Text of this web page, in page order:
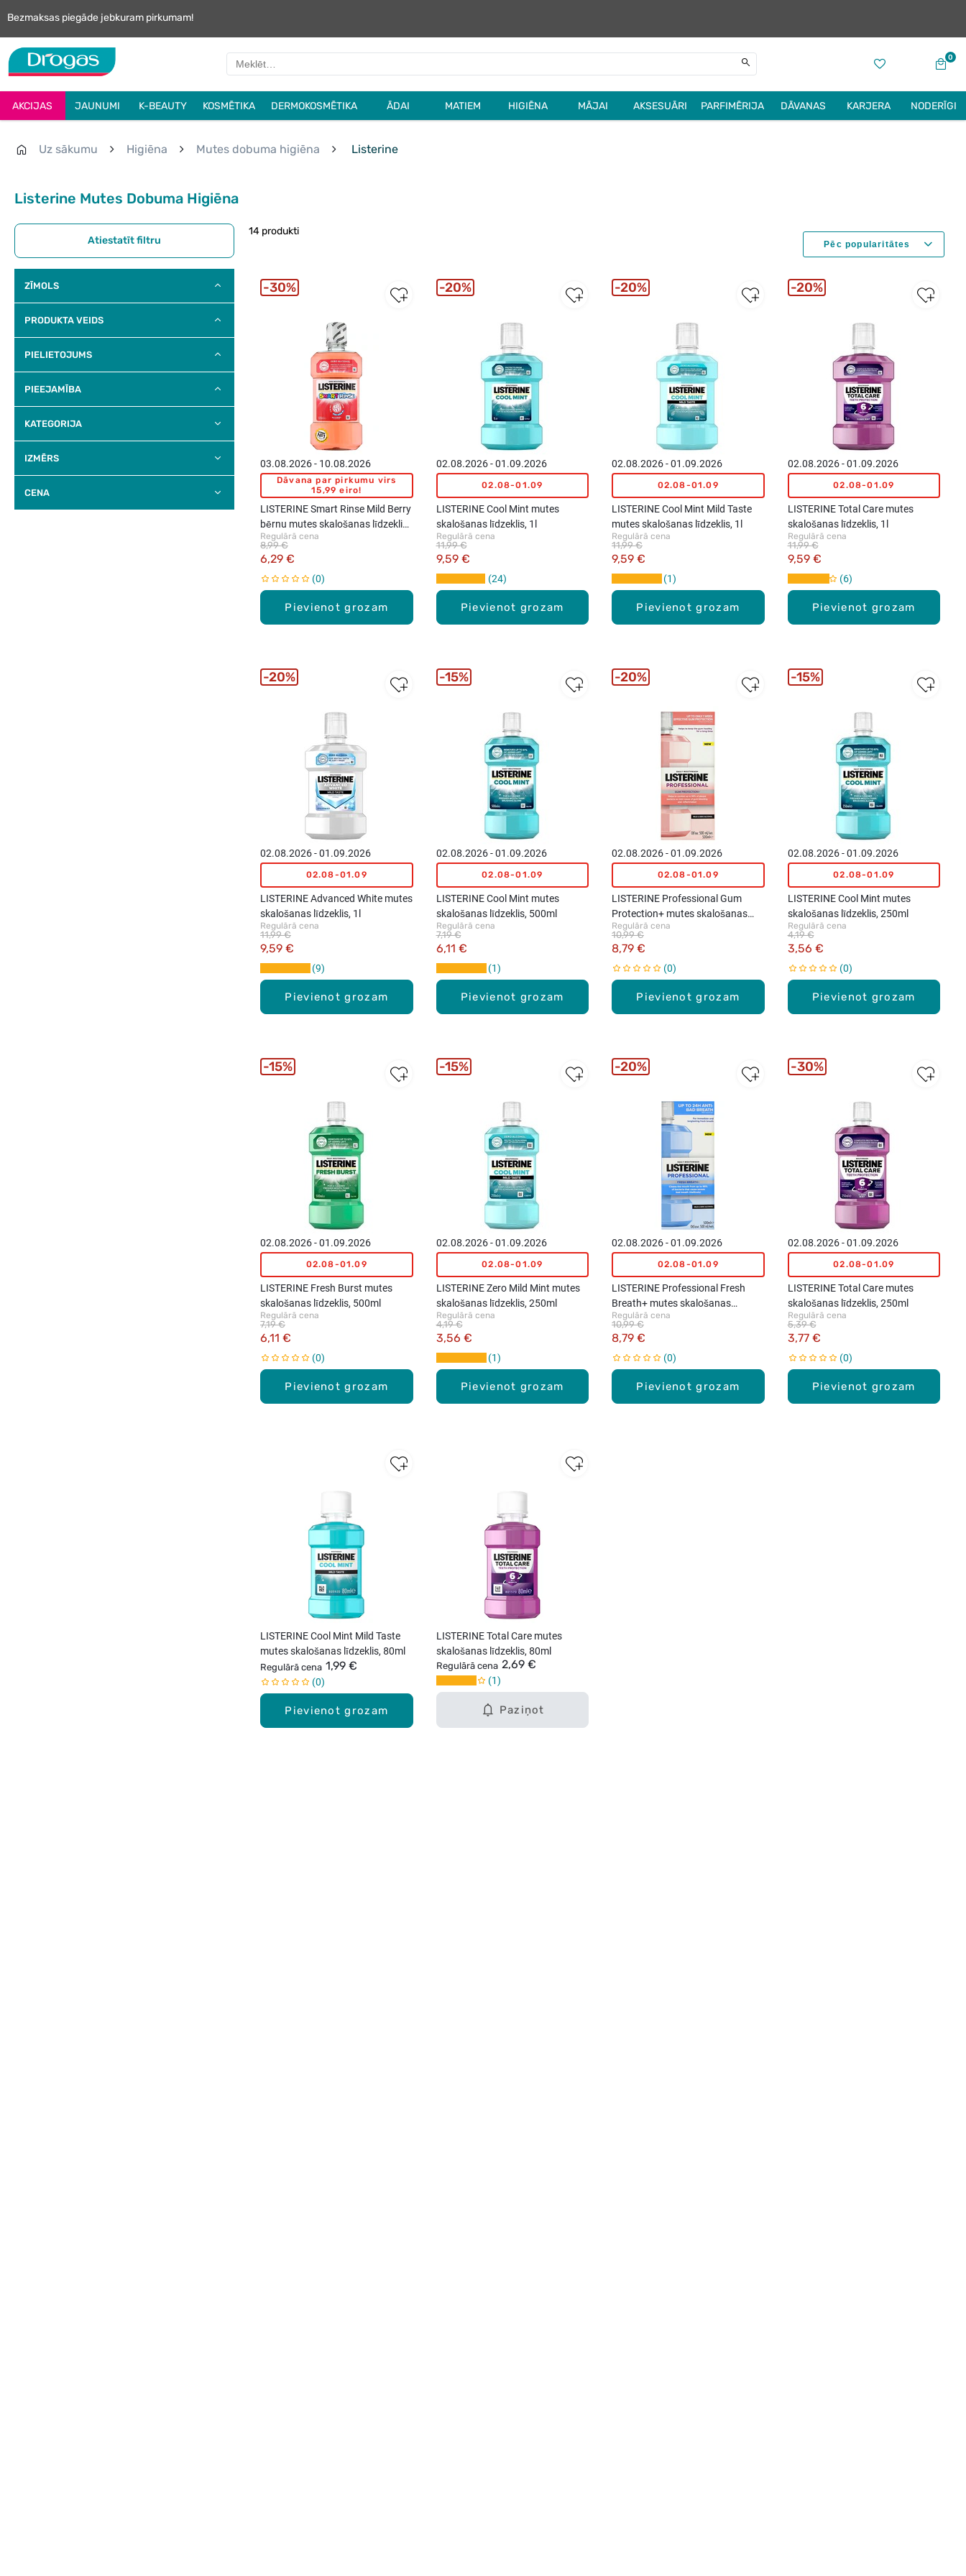
Bezmaksas piegāde jebkuram pirkumam!
0
AKCIJAS JAUNUMI K-BEAUTY KOSMĒTIKA DERMOKOSMĒTIKA ĀDAI MATIEM HIGIĒNA MĀJAI AKSESUĀRI PARFIMĒRIJA DĀVANAS KARJERA NODERĪGI
Uz sākumu Higiēna Mutes dobuma higiēna Listerine
Listerine Mutes Dobuma Higiēna
Atiestatīt filtru
ZĪMOLS
PRODUKTA VEIDS
PIELIETOJUMS
PIEEJAMĪBA
KATEGORIJA
IZMĒRS
CENA
14 produkti
Pievienot grozam
03.08.2026 - 10.08.2026
Dāvana par pirkumu virs
15,99 eiro!
LISTERINE Smart Rinse Mild Berry
bērnu mutes skalošanas līdzeklis,
500ml
Regulārā cena
6,29 €
8,99 €
0
30%
Pievienot grozam
02.08.2026 - 01.09.2026
02.08-01.09
LISTERINE Cool Mint mutes
skalošanas līdzeklis, 1l
Regulārā cena
9,59 €
11,99 €
24
20%
Pievienot grozam
02.08.2026 - 01.09.2026
02.08-01.09
LISTERINE Cool Mint Mild Taste
mutes skalošanas līdzeklis, 1l
Regulārā cena
9,59 €
11,99 €
1
20%
Pievienot grozam
02.08.2026 - 01.09.2026
02.08-01.09
LISTERINE Total Care mutes
skalošanas līdzeklis, 1l
Regulārā cena
9,59 €
11,99 €
6
20%
Pievienot grozam
02.08.2026 - 01.09.2026
02.08-01.09
LISTERINE Advanced White mutes
skalošanas līdzeklis, 1l
Regulārā cena
9,59 €
11,99 €
9
20%
Pievienot grozam
02.08.2026 - 01.09.2026
02.08-01.09
LISTERINE Cool Mint mutes
skalošanas līdzeklis, 500ml
Regulārā cena
6,11 €
7,19 €
1
15%
Pievienot grozam
02.08.2026 - 01.09.2026
02.08-01.09
LISTERINE Professional Gum
Protection+ mutes skalošanas
līdzeklis ar maigu garšu, 500ml
Regulārā cena
8,79 €
10,99 €
0
20%
Pievienot grozam
02.08.2026 - 01.09.2026
02.08-01.09
LISTERINE Cool Mint mutes
skalošanas līdzeklis, 250ml
Regulārā cena
3,56 €
4,19 €
0
15%
Pievienot grozam
02.08.2026 - 01.09.2026
02.08-01.09
LISTERINE Fresh Burst mutes
skalošanas līdzeklis, 500ml
Regulārā cena
6,11 €
7,19 €
0
15%
Pievienot grozam
02.08.2026 - 01.09.2026
02.08-01.09
LISTERINE Zero Mild Mint mutes
skalošanas līdzeklis, 250ml
Regulārā cena
3,56 €
4,19 €
1
15%
Pievienot grozam
02.08.2026 - 01.09.2026
02.08-01.09
LISTERINE Professional Fresh
Breath+ mutes skalošanas
līdzeklis ar maigu garšu, 500ml
Regulārā cena
8,79 €
10,99 €
0
20%
Pievienot grozam
02.08.2026 - 01.09.2026
02.08-01.09
LISTERINE Total Care mutes
skalošanas līdzeklis, 250ml
Regulārā cena
3,77 €
5,39 €
0
30%
Pievienot grozam
LISTERINE Cool Mint Mild Taste
mutes skalošanas līdzeklis, 80ml
Regulārā cena 1,99 €
0
Paziņot
LISTERINE Total Care mutes
skalošanas līdzeklis, 80ml
Regulārā cena 2,69 €
1